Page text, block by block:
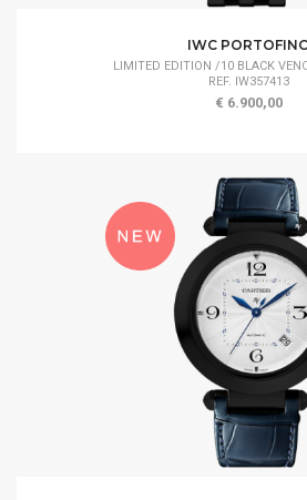
IWC
LIMITED EDITION /10 BLACK
REF. IW357413
€ 6.900,00